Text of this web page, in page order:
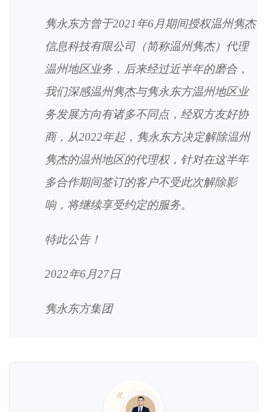
隽永东方曾于2021年6月期间授权温州隽杰
信息科技有限公司（简称温州隽杰）代理
温州地区业务，后来经过近半年的磨合，
我们深感温州隽杰与隽永东方温州地区业
务发展方向有诸多不同点，经双方友好协
商，从2022年起，隽永东方决定解除温州
隽杰的温州地区的代理权，针对在这半年
多合作期间签订的客户不受此次解除影
响，将继续享受约定的服务。
特此公告！
2022年6月27日
隽永东方集团